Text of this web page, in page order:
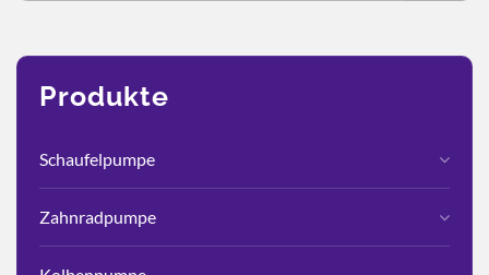
Produkte
Schaufelpumpe
Zahnradpumpe